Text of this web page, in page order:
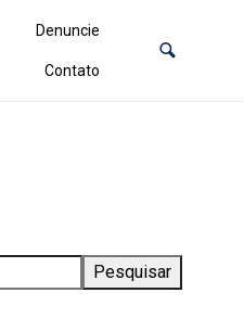
Denuncie
Contato
Pesquisar